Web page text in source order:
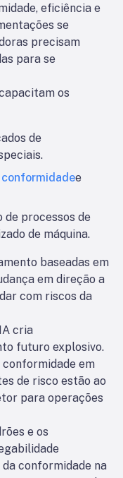
eficiência e
se
precisam
para se
os
de
e
de processos de
de máquina.
baseadas em
em direção a
com riscos da
cria
futuro explosivo.
em
de risco estão ao
para operações
e os
conformidade na